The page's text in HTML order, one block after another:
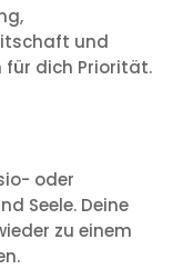
und
für dich Priorität.
oder
Seele. Deine
zu einem